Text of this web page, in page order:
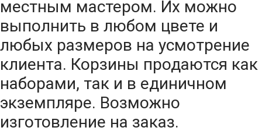
местным мастером. Их можно
выполнить в любом цвете и
любых размеров на усмотрение
клиента. Корзины продаются как
наборами, так и в единичном
экземпляре. Возможно
изготовление на заказ.